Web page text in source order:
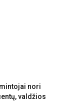
nori
valdžios